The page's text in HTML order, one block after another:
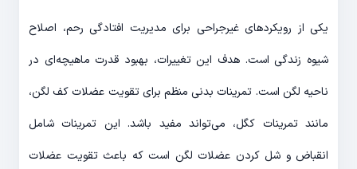
یکی از رویکردهای غیرجراحی برای مدیریت افتادگی رحم، اصلاح
شیوه زندگی است. هدف این تغییرات، بهبود قدرت ماهیچه‌ای در
ناحیه لگن است. تمرینات بدنی منظم برای تقویت عضلات کف لگن،
مانند تمرینات کگل، می‌تواند مفید باشد. این تمرینات شامل
انقباض و شل کردن عضلات لگن است که باعث تقویت عضلات